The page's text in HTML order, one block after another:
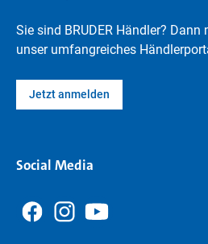
Sie sind BRUDER Händler?
unser umfangreiches
Jetzt anmelden
Social Media